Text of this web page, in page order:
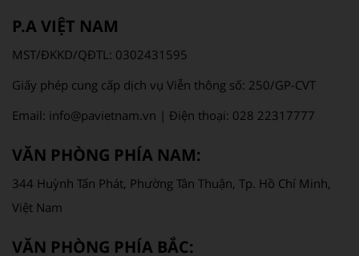
P.A VIỆT NAM
MST/ĐKKD/QĐTL: 0302431595
Giấy phép cung cấp dịch vụ Viễn thông số: 250/GP-CVT
Email: info@pavietnam.vn | Điện thoại: 028 22317777
VĂN PHÒNG PHÍA NAM:
344 Huỳnh Tấn Phát, Phường Tân Thuận, Tp. Hồ Chí Minh,
Việt Nam
VĂN PHÒNG PHÍA BẮC: